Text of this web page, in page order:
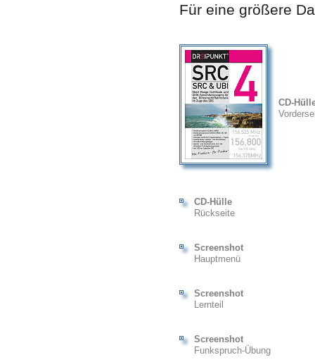
Für eine größere
CD-
CD-Hülle
Rückseite
Screenshot
Hauptmenü
Screenshot
Lernteil
Screenshot
Funkspruch-Übung